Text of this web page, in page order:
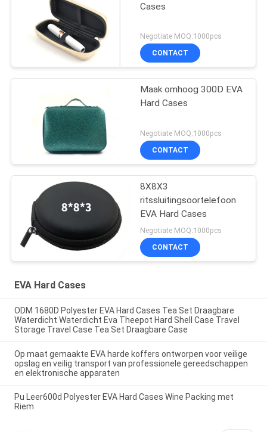
Cases
Negotiate MOQ:1000pcs
CONTACT
Maak omhoog 300D EVA
Hard Cases
Negotiate MOQ:1000pcs
CONTACT
8X8X3
ritssluitingsoortelefoon
EVA Hard Cases
Negotiate MOQ:1000pcs
CONTACT
EVA Hard Cases
ODM 1680D Polyester EVA Hard Cases Tea Set Draagbare
Waterdicht Waterdicht Eva Theepot Hard Shell Case Travel
Storage Travel Case Tea Set Draagbare Case
Op maat gemaakte EVA harde koffers ontworpen voor veilige
opslag en veilig transport van professionele gereedschappen
en elektronische apparaten
Pu Leer600d Polyester EVA Hard Cases Wine Packing met
Riem